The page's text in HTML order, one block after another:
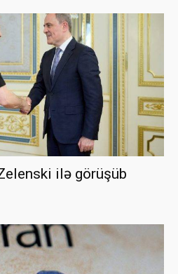
ilə görüşüb